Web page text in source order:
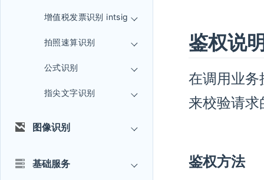
增值税发票识别 intsig
拍照速算识别
公式识别
指尖文字识别
图像识别
基础服务
鉴权说
在调用业务
来校验请
鉴权方法